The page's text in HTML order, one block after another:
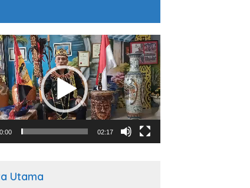
02:17
Utama